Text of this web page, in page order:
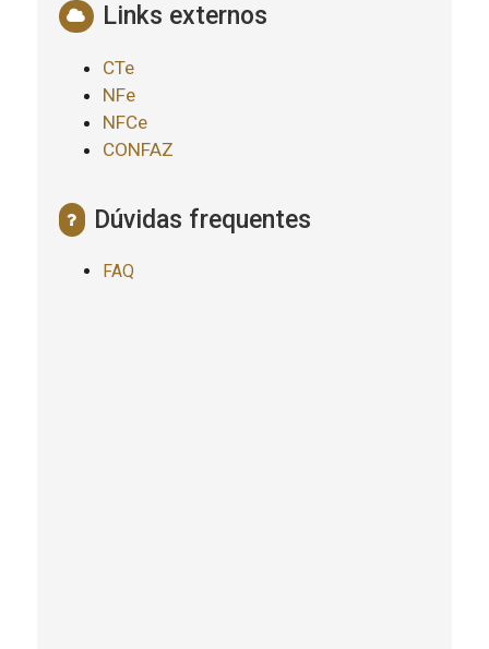
Links externos
CTe
NFe
NFCe
CONFAZ
Dúvidas frequentes
FAQ